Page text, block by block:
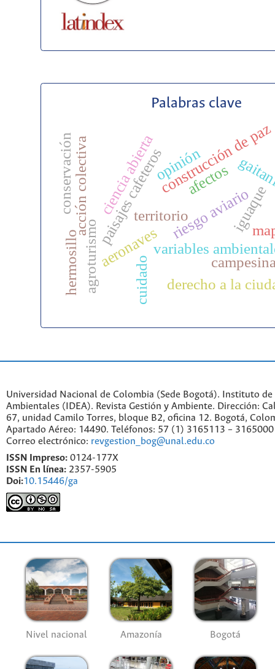
Palabras clave
variables
riesgo aviario
aeronaves
agroturismo
construcción de paz
paisajes cafeteros
territorio
ciencia abierta
cuidado
afectos
acción colectiva
conservación iguaque
opinión
derecho a la
hermosillo
Universidad Nacional de Colombia (Sede Bogotá). Instituto de
Ambientales (IDEA). Revista Gestión y Ambiente. Dirección:
67, unidad Camilo Torres, bloque B2, oficina 12. Bogotá,
Apartado Aéreo: 14490. Teléfonos: 57 (1) 3165113 –
Correo electrónico: revgestion_bog@unal.edu.co
ISSN Impreso: 0124-177X
ISSN En línea: 2357-5905
Doi:10.15446/ga
Nivel nacional Amazonía Bogotá